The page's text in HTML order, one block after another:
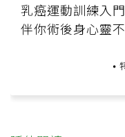
乳癌運動訓練入
伴你術後身心靈